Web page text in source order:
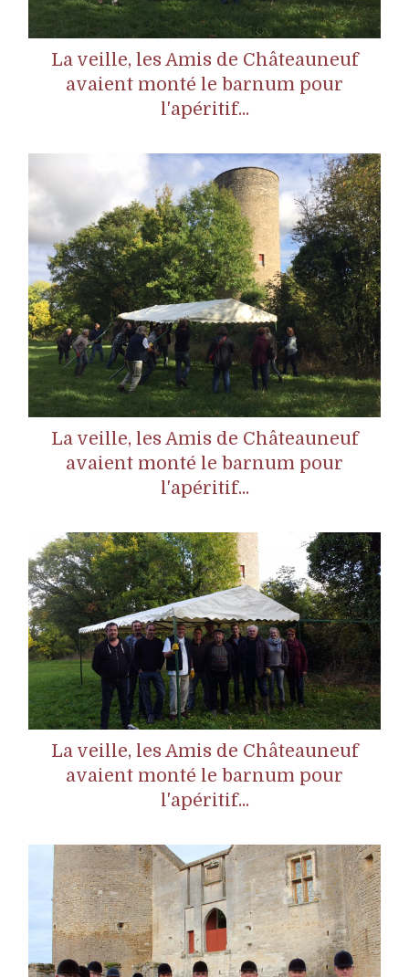
La veille, les Amis de Châteauneuf
avaient monté le barnum pour
l'apéritif...
La veille, les Amis de Châteauneuf
avaient monté le barnum pour
l'apéritif...
La veille, les Amis de Châteauneuf
avaient monté le barnum pour
l'apéritif...